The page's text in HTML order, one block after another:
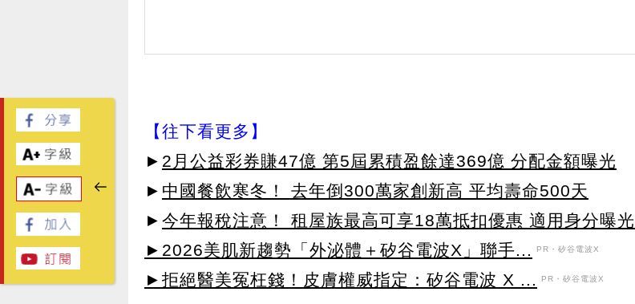
【往下看更多】
► 2月公益彩券賺47億 第5屆累積盈餘達369億 分配金額曝光
► 中國餐飲寒冬！ 去年倒300萬家創新高 平均壽命500天
► 今年報稅注意！ 租屋族最高可享18萬抵扣優惠 適用身分曝光
►2026美肌新趨勢「外泌體＋矽谷電波X」聯手...
PR・矽谷電波X
►拒絕醫美冤枉錢！皮膚權威指定：矽谷電波 X ... PR・矽谷電波X